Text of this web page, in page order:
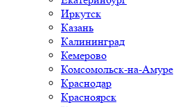
Иркутск
Казань
Калининград
Кемерово
Комсомольск-на-Амуре
Краснодар
Красноярск